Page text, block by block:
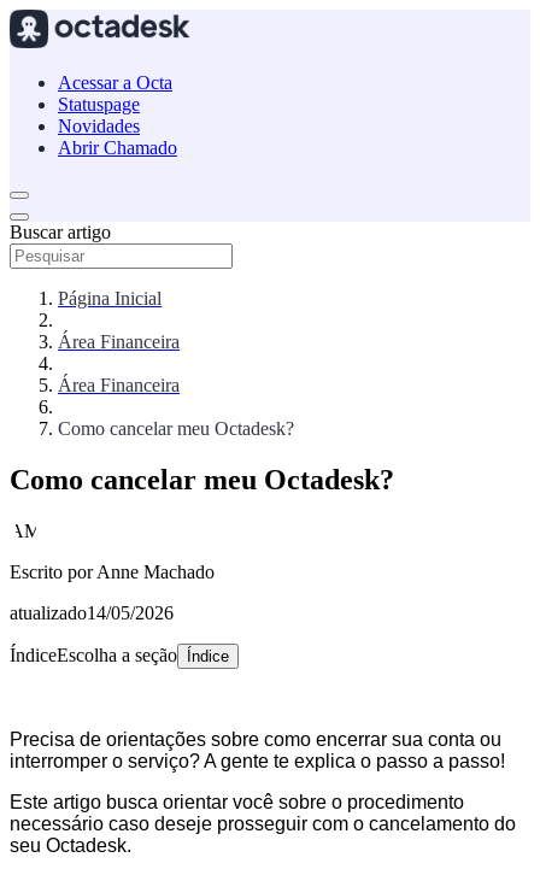
Acessar a Octa
Statuspage
Novidades
Abrir Chamado
Buscar artigo
Página Inicial
Área Financeira
Área Financeira
Como cancelar meu Octadesk?
Como cancelar meu Octadesk?
AM
Escrito porAnne Machado
atualizado14/05/2026
ÍndiceEscolha a seção Índice
Precisa de orientações sobre como encerrar sua conta ou
interromper o serviço? A gente te explica o passo a passo!
Este artigo busca orientar você sobre o procedimento
necessário caso deseje prosseguir com o cancelamento do
seu Octadesk.